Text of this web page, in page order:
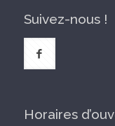
Suivez-nous !
Horaires